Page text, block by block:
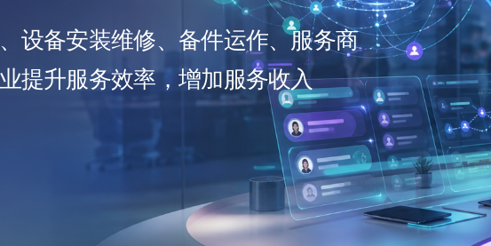
设备安装维修、备件运作、服务商
提升服务效率，增加服务收入